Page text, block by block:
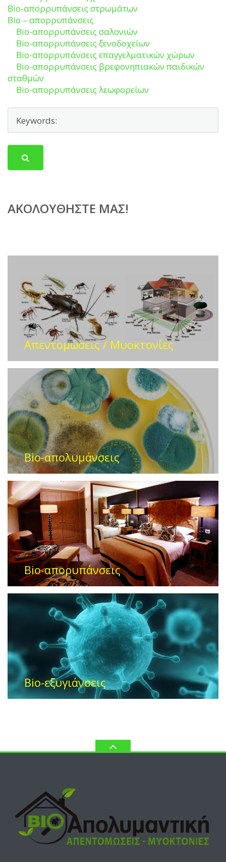
Bio-απορρυπάνσεις στρωμάτων
Bio – απορρυπάνσεις
Bio-απορρυπάνσεις σαλονιών
Bio-απορρυπάνσεις ξενοδοχείων
Bio-απορρυπάνσεις επαγγελματικών χώρων
Bio-απορρυπάνσεις βρεφονηπιακών παιδικών
σταθμών
Bio-απορρυπάνσεις λεωφορείων
ΑΚΟΛΟΥΘΉΣΤΕ ΜΑΣ!